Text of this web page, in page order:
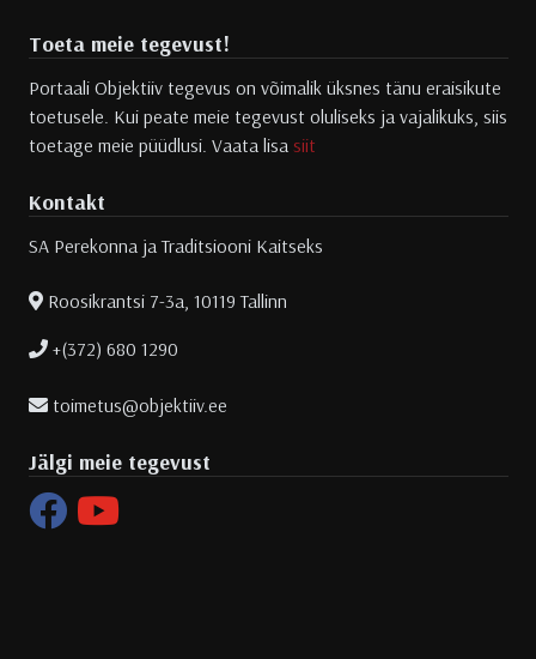
Toeta meie tegevust!
Portaali Objektiiv tegevus on võimalik üksnes tänu eraisikute
toetusele. Kui peate meie tegevust oluliseks ja vajalikuks, siis
toetage meie püüdlusi. Vaata lisa siit
Kontakt
SA Perekonna ja Traditsiooni Kaitseks
Roosikrantsi 7-3a, 10119 Tallinn
+(372) 680 1290
toimetus@objektiiv.ee
Jälgi meie tegevust